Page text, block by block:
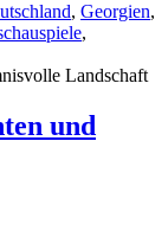
, Georgien,
,
und